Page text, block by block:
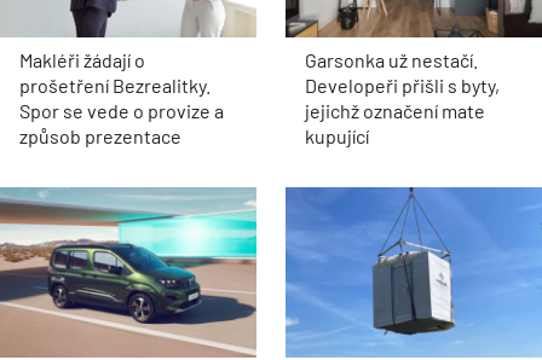
Makléři žádají o
prošetření Bezrealitky.
Spor se vede o provize a
způsob prezentace
Garsonka už nestačí.
Developeři přišli s byty,
jejichž označení mate
kupující